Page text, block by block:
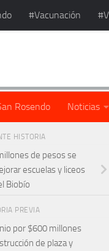
#Vacunación
Rosendo Noticias
HISTORIA
de pesos se
escuelas y liceos
Biobío
PREVIA
por $600 millones
de plaza y